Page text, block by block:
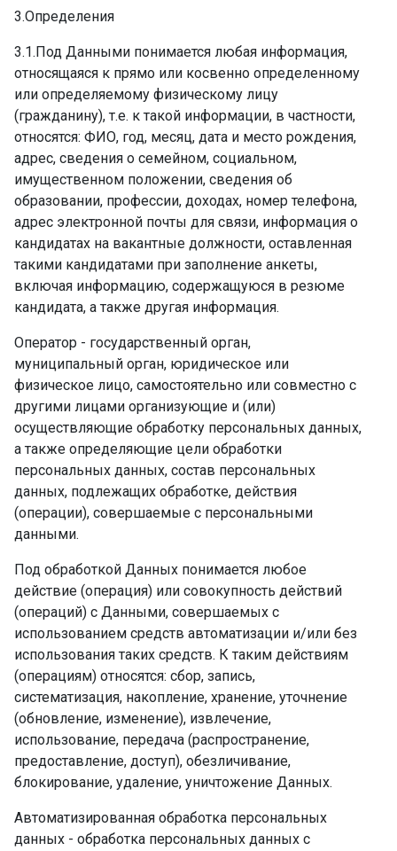
3.Определения
3.1.Под Данными понимается любая информация,
относящаяся к прямо или косвенно определенному
или определяемому физическому лицу
(гражданину), т.е. к такой информации, в частности,
относятся: ФИО, год, месяц, дата и место рождения,
адрес, сведения о семейном, социальном,
имущественном положении, сведения об
образовании, профессии, доходах, номер телефона,
адрес электронной почты для связи, информация о
кандидатах на вакантные должности, оставленная
такими кандидатами при заполнение анкеты,
включая информацию, содержащуюся в резюме
кандидата, а также другая информация.
Оператор - государственный орган,
муниципальный орган, юридическое или
физическое лицо, самостоятельно или совместно с
другими лицами организующие и (или)
осуществляющие обработку персональных данных,
а также определяющие цели обработки
персональных данных, состав персональных
данных, подлежащих обработке, действия
(операции), совершаемые с персональными
данными.
Под обработкой Данных понимается любое
действие (операция) или совокупность действий
(операций) с Данными, совершаемых с
использованием средств автоматизации и/или без
использования таких средств. К таким действиям
(операциям) относятся: сбор, запись,
систематизация, накопление, хранение, уточнение
(обновление, изменение), извлечение,
использование, передача (распространение,
предоставление, доступ), обезличивание,
блокирование, удаление, уничтожение Данных.
Автоматизированная обработка персональных
данных - обработка персональных данных с